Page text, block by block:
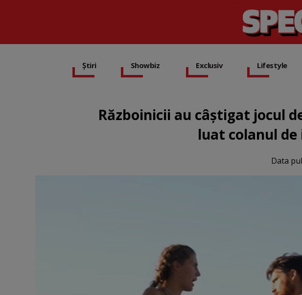
Știri Showbiz Exclusiv Lifestyle
Războinicii au câștigat jocul
luat colanul
Data